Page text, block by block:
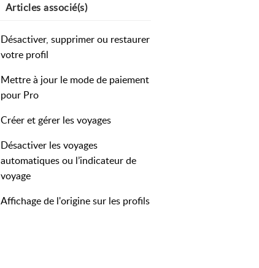
Articles associé(s)
Désactiver, supprimer ou restaurer
votre profil
Mettre à jour le mode de paiement
pour Pro
Créer et gérer les voyages
Désactiver les voyages
automatiques ou l’indicateur de
voyage
Affichage de l'origine sur les profils